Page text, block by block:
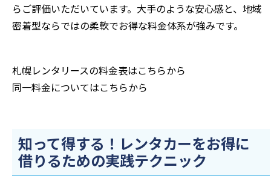
らご評価いただいています。大手のような安心感と、地域
密着型ならではの柔軟でお得な料金体系が強みです。
札幌レンタリースの料金表はこちらから
同一料金についてはこちらから
知って得する！レンタカーをお得に
借りるための実践テクニック